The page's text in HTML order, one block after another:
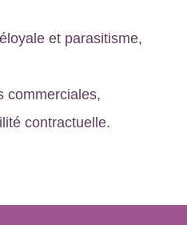
et parasitisme,
commerciales,
contractuelle.